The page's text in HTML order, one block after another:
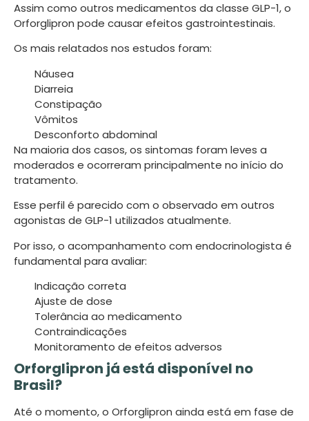
Assim como outros medicamentos da classe GLP-1, o
Orforglipron pode causar efeitos gastrointestinais.
Os mais relatados nos estudos foram:
Náusea
Diarreia
Constipação
Vômitos
Desconforto abdominal
Na maioria dos casos, os sintomas foram leves a
moderados e ocorreram principalmente no início do
tratamento.
Esse perfil é parecido com o observado em outros
agonistas de GLP-1 utilizados atualmente.
Por isso, o acompanhamento com endocrinologista é
fundamental para avaliar:
Indicação correta
Ajuste de dose
Tolerância ao medicamento
Contraindicações
Monitoramento de efeitos adversos
Orforglipron já está disponível no
Brasil?
Até o momento, o Orforglipron ainda está em fase de